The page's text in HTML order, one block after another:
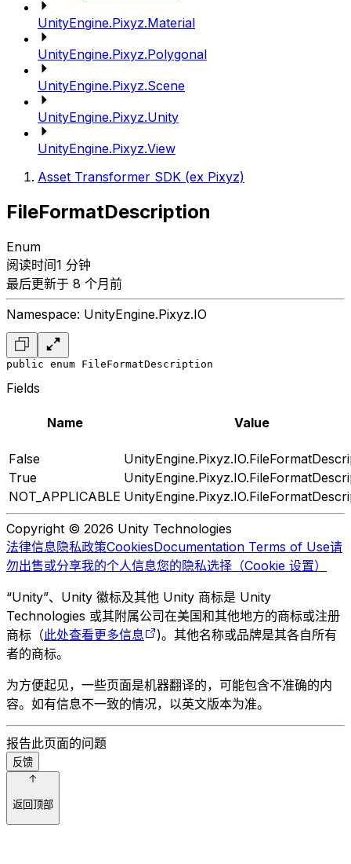
UnityEngine.Pixyz.Material
UnityEngine.Pixyz.Polygonal
UnityEngine.Pixyz.Scene
UnityEngine.Pixyz.Unity
UnityEngine.Pixyz.View
Asset Transformer SDK (ex Pixyz)
FileFormatDescription
Enum
阅读时间1 分钟
最后更新于 8 个月前
Namespace: UnityEngine.Pixyz.IO
public enum FileFormatDescription
Fields
Name Value
False
True
NOT_APPLICABLE
Copyright © 2026 Unity Technologies
法律信息隐私政策CookiesDocumentation Terms of Use请
勿出售或分享我的个人信息您的隐私选择（Cookie 设置）
“Unity”、Unity 徽标及其他 Unity 商标是 Unity
Technologies 或其附属公司在美国和其他地方的商标或注册
商标（此处查看更多信息
)。其他名称或品牌是其各自所有
者的商标。
为方便起见，一些页面是机器翻译的，可能包含不准确的内
容。如有信息不一致的情况，以英文版本为准。
报告此页面的问题
反馈
返回顶部